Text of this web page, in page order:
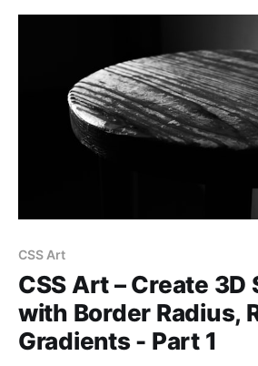
CSS Art
CSS Art – Create 3D
with Border Radius,
Gradients - Part 1